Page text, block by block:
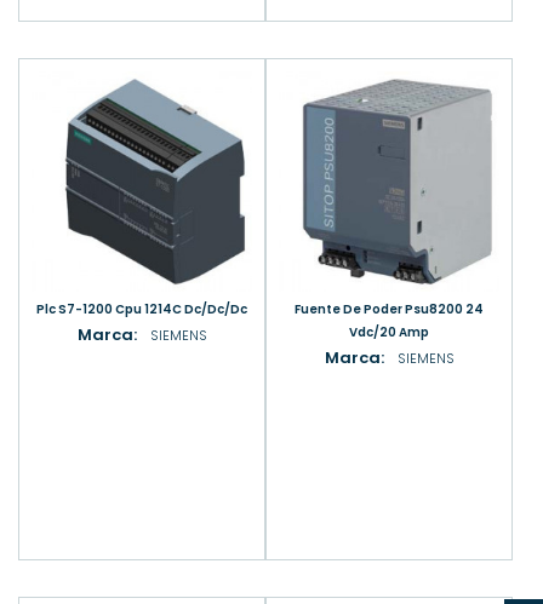
Plc S7-1200 Cpu 1214C Dc/Dc/Dc
Marca: SIEMENS
Fuente De Poder Psu8200 24
Vdc/20 Amp
Marca: SIEMENS